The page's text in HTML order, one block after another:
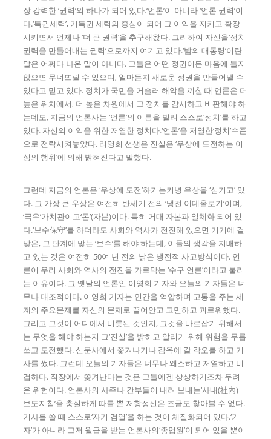
장 강력한 ‘권력’의 하나가 되어 있다.‘언론’이 아니라 ‘언론 권력’이
다.‘특권세력’, 기득권 세력의 중심이 되어 그 이익을 지키고 확장
시키면서 언제나 ‘더 큰 권력’을 추구해왔다. 그리하여 자신을‘정치
권력을 만들어내는 권력’으로까지 여기고 있다.‘밤의 대통령’이란
말은 어쩌다 나온 말이 아니다. 그들은 어떤 정권이든 마음에 들지
않으면 무너뜨릴 수 있으며, 얼마든지 새로운 정권을 만들어낼 수
있다고 믿고 있다. 정치가 국민을 거슬러 해악을 끼칠 때 언론은 더
높은 위치에서, 더 높은 차원에서 그 정치를 감시하고 비판해야 하
는데도, 지금의 언론사는 ‘언론’의 이름을 빌려 스스로‘정치’를 하고
있다. 자신의 이익을 위한 저열한 정치다.‘언론’을 저열한‘정치’수준
으로 전락시켜놓았다. 리영희 선생은 진실은 ‘우상에 도전하는 이
성의 행위’에 의해 밝혀진다고 말했다.
그런데 지금의 언론은 ‘우상에 도전’하기는커녕 우상을 ‘섬기고’ 있
다. 그 가장 큰 우상은 여전히 반세기 전의 ‘냉전 이데올로기’이며,
‘극우’가치관이고‘돈’(자본)이다. 특히 거대 자본과 일체화 되어 있
다.‘보수保守’를 하더라도 사회와 역사가 전진해 있으면 거기에 걸
맞은, 그 단계에 맞는 ‘보수’를 해야 하는데, 이들의 생각을 지배하
고 있는 것은 여전히 50여 년 전의 낡은 냉전적 사고방식이다. 언
론이 우리 사회와 역사의 전진을 가로막는 ‘수구 언론’이라고 불리
는 이유이다. 그 옛날의 언론인 이영희 기자와 오늘의 기자들은 너
무나 대조적이다. 이영희 기자는 인간을 억압하며 고통을 주는 세
계의 주요문제를 자신의 문제로 끌어안고 고민하고 괴로워했다.
그리고 그것이 어디에서 비롯된 것인지, 그것을 바로잡기 위해서
는 무엇을 해야 하는지 그‘진실’을 밝히고 알리기 위해 위험을 무릅
쓰고 도전했다. 신문사에서 쫓겨나거나 감옥에 갈 각오를 하고 기
사를 썼다. 그런데 오늘의 기자들은 너무나 왜소하고 저열하고 비
겁하다. 직장에서 쫓겨난다는 것은 그들에겐 상상하기조차 두려
운 위험이다. 언론사의 사주나 간부들이 내려 보내는‘사내(社內)
보도지침’을 충실하게 따를 뿐 저항정신은 조금도 찾아볼 수 없다.
기사를 쓸 때 스스로‘자기 검열’을 하는 것이 체질화되어 있다.‘기
자’가 아니라 그저 월급을 받는 언론사의‘종업원’이 되어 있을 뿐이